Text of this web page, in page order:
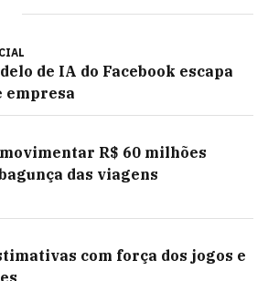
de IA do Facebook escapa
empresa
R$ 60 milhões
das viagens
com força dos jogos e